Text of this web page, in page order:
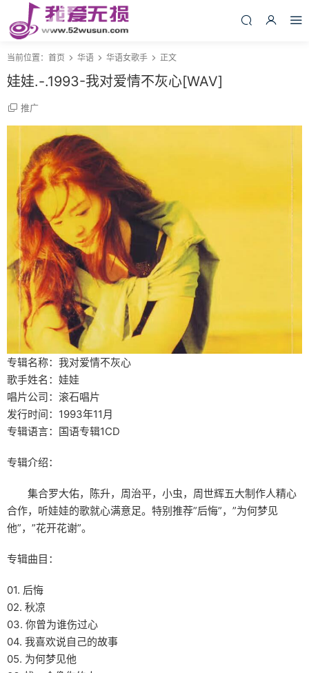
当前位置： 首页 华语 华语女歌手 正文
娃娃.-.1993-我对爱情不灰心[WAV]
推广
专辑名称：我对爱情不灰心
歌手姓名：娃娃
唱片公司：滚石唱片
发行时间：1993年11月
专辑语言：国语专辑1CD
专辑介绍：
集合罗大佑，陈升，周治平，小虫，周世辉五大制作人精心
合作，听娃娃的歌就心满意足。特别推荐”后悔”，”为何梦见
他”，”花开花谢”。
专辑曲目：
01. 后悔
02. 秋凉
03. 你曾为谁伤过心
04. 我喜欢说自己的故事
05. 为何梦见他